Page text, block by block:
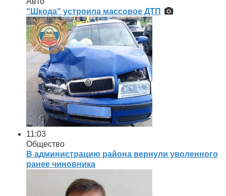
"Шкода" устроила массовое ДТП
11:03
Общество
В администрацию района вернули уволенного
ранее чиновника